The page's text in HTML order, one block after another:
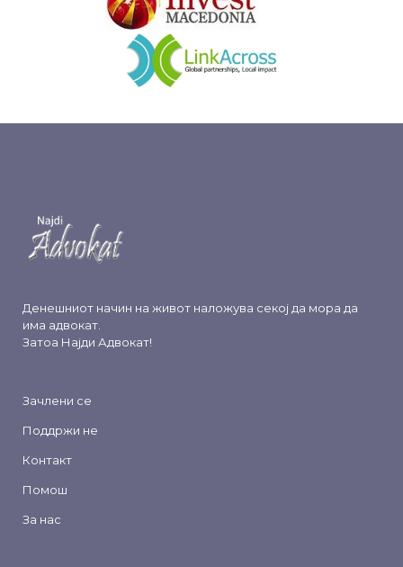
Денешниот начин на живот наложува секој да мора да
има адвокат.
Затоа Најди Адвокат!
Зачлени се
Поддржи не
Контакт
Помош
За нас